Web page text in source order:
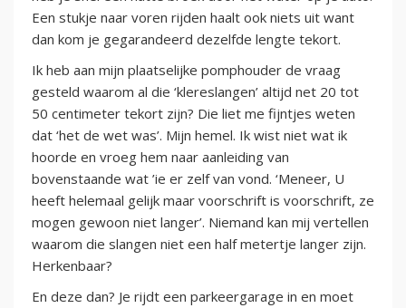
Een stukje naar voren rijden haalt ook niets uit want
dan kom je gegarandeerd dezelfde lengte tekort.
Ik heb aan mijn plaatselijke pomphouder de vraag
gesteld waarom al die ‘klereslangen’ altijd net 20 tot
50 centimeter tekort zijn? Die liet me fijntjes weten
dat ‘het de wet was’. Mijn hemel. Ik wist niet wat ik
hoorde en vroeg hem naar aanleiding van
bovenstaande wat ’ie er zelf van vond. ‘Meneer, U
heeft helemaal gelijk maar voorschrift is voorschrift, ze
mogen gewoon niet langer’. Niemand kan mij vertellen
waarom die slangen niet een half metertje langer zijn.
Herkenbaar?
En deze dan? Je rijdt een parkeergarage in en moet